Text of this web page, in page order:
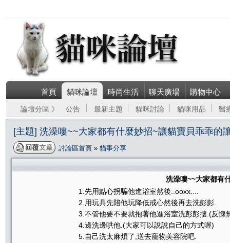
首頁 貓咪論壇 時尚生活 聊天廣場 購物中心
論壇分區 》 公告 最新主題 貓咪討論 貓咪用品 醫
[主題] 洗澡嘍~~大家都有什麼妙招~讓貓寶貝乖乖的
討論區首頁 » 貓事分享
洗澡嘍~~大家都有
1.先用點心拐騙他進浴室然後..ooxx....
2.用玩具先陪他玩降低戒心然後再去洗彭彭.
3.不管他要不要就抱著他進浴室洗彭彭摟.(反慷
4.邊洗邊哄他.(大家可以說說自己的方式喔)
5.自己洗太麻煩了,送去寵物美容院吧.